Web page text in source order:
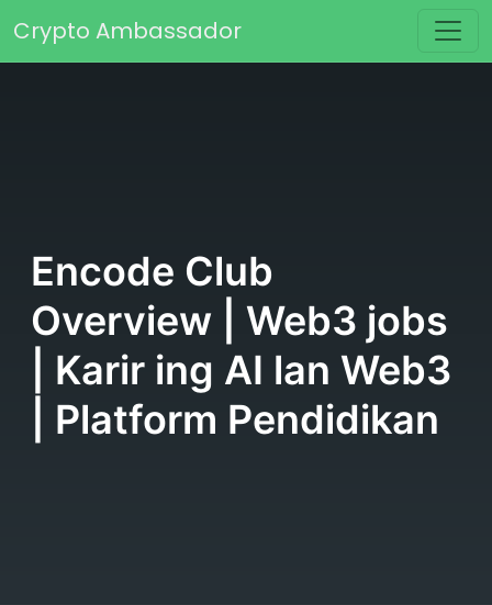
Main Navigation
Crypto Ambassador
Encode Club
Overview | Web3 jobs
| Karir ing AI lan Web3
| Platform Pendidikan